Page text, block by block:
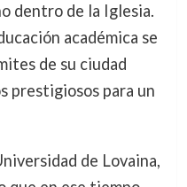
dentro de la Iglesia.
académica se
de su ciudad
prestigiosos para un
de Lovaina,